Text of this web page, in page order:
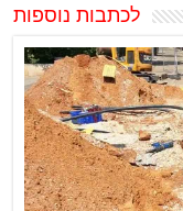
לכתבות נוספות